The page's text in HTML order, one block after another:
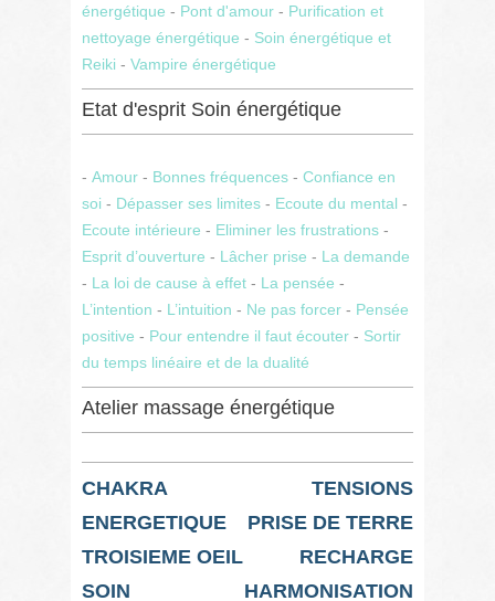
énergétique - Pont d'amour - Purification et
nettoyage énergétique - Soin énergétique et
Reiki - Vampire énergétique
Etat d'esprit Soin énergétique
- Amour - Bonnes fréquences - Confiance en
soi - Dépasser ses limites - Ecoute du mental -
Ecoute intérieure - Eliminer les frustrations -
Esprit d’ouverture - Lâcher prise - La demande
- La loi de cause à effet - La pensée -
L’intention - L’intuition - Ne pas forcer - Pensée
positive - Pour entendre il faut écouter - Sortir
du temps linéaire et de la dualité
Atelier massage énergétique
CHAKRA
ENERGETIQUE
TROISIEME OEIL
SOIN
TENSIONS
PRISE DE TERRE
RECHARGE
HARMONISATION